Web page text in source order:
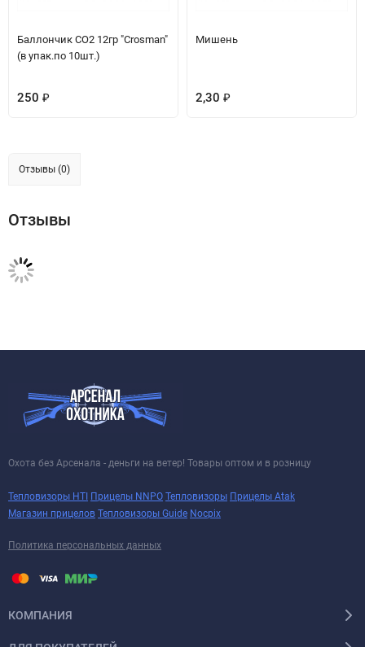
Баллончик CO2 12гр "Crosman"
(в упак.по 10шт.)
250 ₽
Мишень
2,30 ₽
Отзывы (0)
Отзывы
Охота без Арсенала - деньги на ветер! Товары оптом и в розницу
Тепловизоры HTI Прицелы NNPO Тепловизоры Прицелы Atak
Магазин прицелов Тепловизоры Guide Nocpix
Политика персональных данных
КОМПАНИЯ